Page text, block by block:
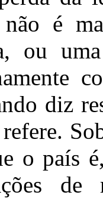
não é
ou
diz
o país
de